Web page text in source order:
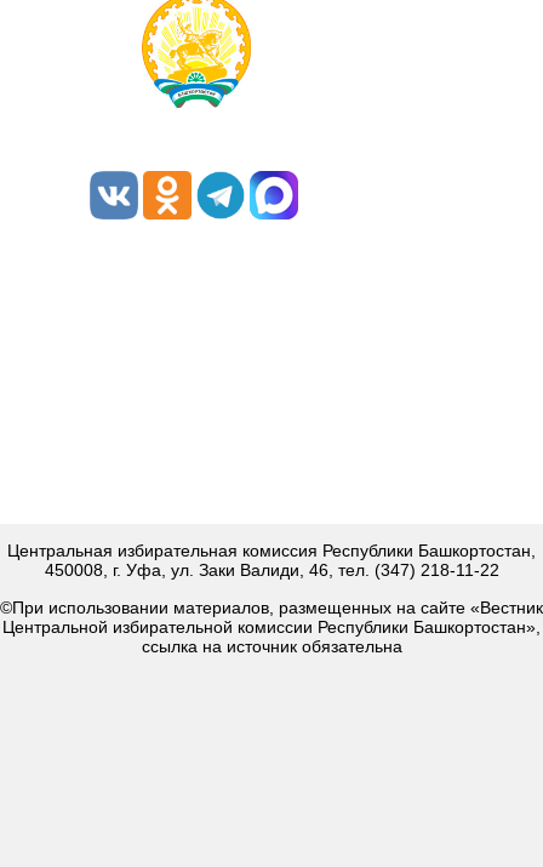
Центральная избирательная комиссия Республики Башкортостан,
450008, г. Уфа, ул. Заки Валиди, 46, тел. (347) 218-11-22
©При использовании материалов, размещенных на сайте «Вестник
Центральной избирательной комиссии Республики Башкортостан»,
ссылка на источник обязательна